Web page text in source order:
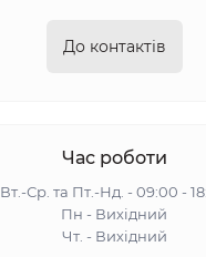
До контактів
Час роботи
Вт.-Ср. та Пт.-Нд. - 09:00 -
Пн - Вихідний
Чт. - Вихідний